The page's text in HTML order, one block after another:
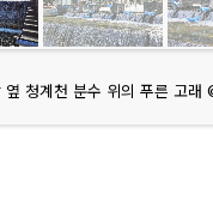
옆 청계천 분수 위의 푸른 고래